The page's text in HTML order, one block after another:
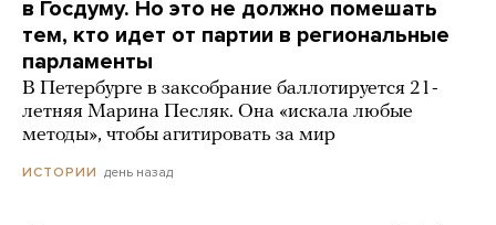
в Госдуму. Но это не должно помешать
тем, кто идет от партии в региональные
парламенты
В Петербурге в заксобрание баллотируется 21-
летняя Марина Песляк. Она «искала любые
методы», чтобы агитировать за мир
ИСТОРИИ день назад